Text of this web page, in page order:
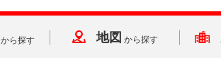
から探す 地図 から探す